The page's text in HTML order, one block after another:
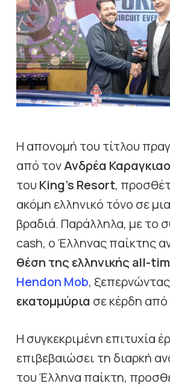
Η απονομή του τίτλου
από τονΑνδρέα
του King’s Resort,
ακόμη ελληνικό τόνο σε
βραδιά. Παράλληλα, με το
cash, ο Έλληνας παίκτης
θέση της ελληνικής all-
Hendon Mob,
εκατομμύρια σε κέρδη
Η συγκεκριμένη επιτυχία
επιβεβαιώσει τη διαρκή
του Έλληνα παίκτη,